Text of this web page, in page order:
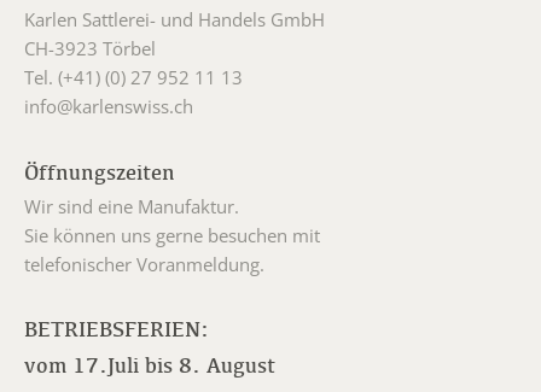
Karlen Sattlerei- und Handels GmbH
CH-3923 Törbel
Tel. (+41) (0) 27 952 11 13
info@karlenswiss.ch
Öffnungszeiten
Wir sind eine Manufaktur.
Sie können uns gerne besuchen mit
telefonischer Voranmeldung.
BETRIEBSFERIEN:
vom 17.Juli bis 8. August